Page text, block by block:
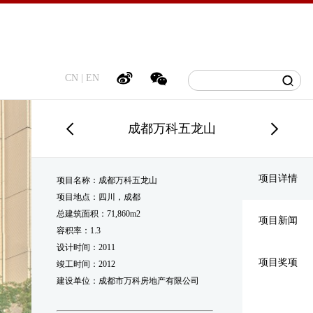
CN EN
成都万科五龙山
项目名称：成都万科五龙山
项目地点：四川，成都
总建筑面积：71,860m2
容积率：1.3
设计时间：2011
竣工时间：2012
建设单位：成都市万科房地产有限公司
项目详情
项目新闻
项目奖项